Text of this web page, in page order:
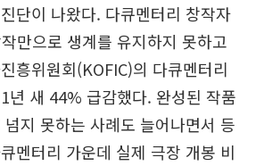
단이 나왔다. 다큐멘터리 창작자
만으로 생계를 유지하지 못하고
흥위원회(KOFIC)의 다큐멘터리
년 새 44% 급감했다. 완성된 작품
지 못하는 사례도 늘어나면서 등
멘터리 가운데 실제 극장 개봉 비